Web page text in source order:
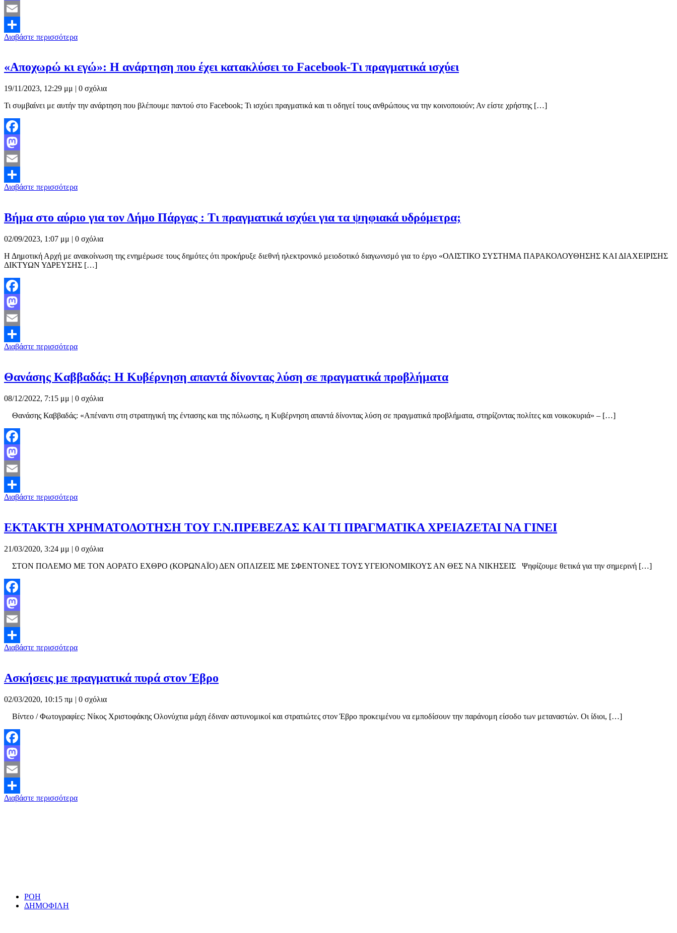
Mastodon
Email
Μοιραστείτε
Διαβάστε περισσότερα
«Αποχωρώ κι εγώ»: Η ανάρτηση που έχει κατακλύσει το Facebook-Τι πραγματικά ισχύει
19/11/2023, 12:29 μμ | 0 σχόλια
Τι συμβαίνει με αυτήν την ανάρτηση που βλέπουμε παντού στο Facebook; Τι ισχύει πραγματικά και τι οδηγεί τους ανθρώπους να την κοινοποιούν; Αν είστε χρήστης […]
Facebook
Mastodon
Email
Μοιραστείτε
Διαβάστε περισσότερα
Βήμα στο αύριο για τον Δήμο Πάργας : Τι πραγματικά ισχύει για τα ψηφιακά υδρόμετρα;
02/09/2023, 1:07 μμ | 0 σχόλια
Η Δημοτική Αρχή με ανακοίνωση της ενημέρωσε τους δημότες ότι προκήρυξε διεθνή ηλεκτρονικό μειοδοτικό διαγωνισμό για το έργο «ΟΛΙΣΤΙΚΟ ΣΥΣΤΗΜΑ ΠΑΡΑΚΟΛΟΥΘΗΣΗΣ ΚΑΙ ΔΙΑΧΕΙΡΙΣΗΣ
ΔΙΚΤΥΩΝ ΥΔΡΕΥΣΗΣ […]
Facebook
Mastodon
Email
Μοιραστείτε
Διαβάστε περισσότερα
Θανάσης Καββαδάς: H Κυβέρνηση απαντά δίνοντας λύση σε πραγματικά προβλήματα
08/12/2022, 7:15 μμ | 0 σχόλια
Θανάσης Καββαδάς: «Απέναντι στη στρατηγική της έντασης και της πόλωσης, η Κυβέρνηση απαντά δίνοντας λύση σε πραγματικά προβλήματα, στηρίζοντας πολίτες και νοικοκυριά» – […]
Facebook
Mastodon
Email
Μοιραστείτε
Διαβάστε περισσότερα
ΕΚΤΑΚΤΗ ΧΡΗΜΑΤΟΔΟΤΗΣΗ ΤΟΥ Γ.Ν.ΠΡΕΒΕΖΑΣ ΚΑΙ ΤΙ ΠΡΑΓΜΑΤΙΚΑ ΧΡΕΙΑΖΕΤΑΙ ΝΑ ΓΙΝΕΙ
21/03/2020, 3:24 μμ | 0 σχόλια
ΣΤΟΝ ΠΟΛΕΜΟ ΜΕ ΤΟΝ ΑΟΡΑΤΟ ΕΧΘΡΟ (ΚΟΡΩΝΑΪΟ) ΔΕΝ ΟΠΛΙΖΕΙΣ ΜΕ ΣΦΕΝΤΟΝΕΣ ΤΟΥΣ ΥΓΕΙΟΝΟΜΙΚΟΥΣ ΑΝ ΘΕΣ ΝΑ ΝΙΚΗΣΕΙΣ Ψηφίζουμε θετικά για την σημερινή […]
Facebook
Mastodon
Email
Μοιραστείτε
Διαβάστε περισσότερα
Ασκήσεις με πραγματικά πυρά στον Έβρο
02/03/2020, 10:15 πμ | 0 σχόλια
Βίντεο / Φωτογραφίες: Νίκος Χριστοφάκης Ολονύχτια μάχη έδιναν αστυνομικοί και στρατιώτες στον Έβρο προκειμένου να εμποδίσουν την παράνομη είσοδο των μεταναστών. Οι ίδιοι, […]
Facebook
Mastodon
Email
Μοιραστείτε
Διαβάστε περισσότερα
ΡΟΗ
ΔΗΜΟΦΙΛΗ